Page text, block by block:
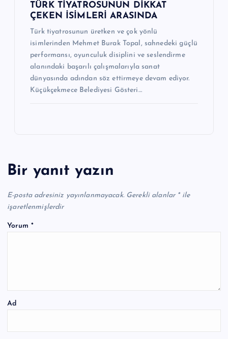
TÜRK TİYATROSUNUN DİKKAT
ÇEKEN İSİMLERİ ARASINDA
Türk tiyatrosunun üretken ve çok yönlü
isimlerinden Mehmet Burak Topal, sahnedeki güçlü
performansı, oyunculuk disiplini ve seslendirme
alanındaki başarılı çalışmalarıyla sanat
dünyasında adından söz ettirmeye devam ediyor.
Küçükçekmece Belediyesi Gösteri…
Bir yanıt yazın
E-posta adresiniz yayınlanmayacak. Gerekli alanlar *ile
işaretlenmişlerdir
Yorum *
Ad